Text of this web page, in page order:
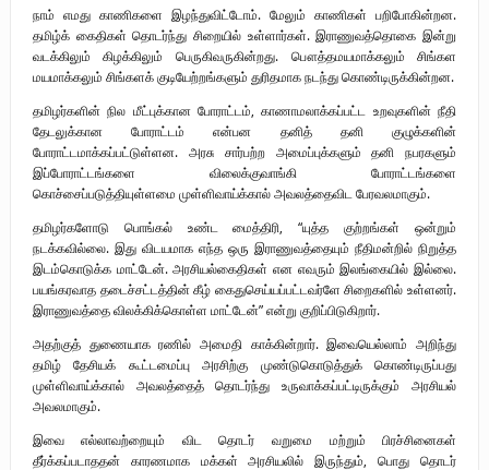
நாம் எமது காணிகளை இழந்துவிட்டோம். மேலும் காணிகள் பறிபோகின்றன.
தமிழ்க் கைதிகள் தொடர்ந்து சிறையில் உள்ளார்கள். இராணுவத்தொகை இன்று
வடக்கிலும் கிழக்கிலும் பெருகிவருகின்றது. பௌத்தமயமாக்கலும் சிங்கள
மயமாக்கலும் சிங்களக் குடியேற்றங்களும் துரிதமாக நடந்து கொண்டிருக்கின்றன.
தமிழர்களின் நில மீட்புக்கான போராட்டம், காணாமலாக்கப்பட்ட உறவுகளின் நீதி
தேடலுக்கான போராட்டம் என்பன தனித் தனி குழுக்களின்
போராட்டமாக்கப்பட்டுள்ளன. அரசு சார்பற்ற அமைப்புக்களும் தனி நபரகளும்
இப்போராட்டங்களை விலைக்குவாங்கி போராட்டங்களை
கொச்சைப்படுத்தியுள்ளமை முள்ளிவாய்க்கால் அவலத்தைவிட பேரவலமாகும்.
தமிழர்களோடு பொங்கல் உண்ட மைத்திரி, “யுத்த குற்றங்கள் ஒன்றும்
நடக்கவில்லை. இது விடயமாக எந்த ஒரு இராணுவத்தையும் நீதிமன்றில் நிறுத்த
இடம்கொடுக்க மாட்டேன். அரசியல்கைதிகள் என எவரும் இலங்கையில் இல்லை.
பயங்கரவாத தடைச்சட்டத்தின் கீழ் கைதுசெய்யப்பட்டவர்ளே சிறைகளில் உள்ளனர்.
இராணுவத்தை விலக்கிக்கொள்ள மாட்டேன்” என்று குறிப்பிடுகிறார்.
அதற்குத் துணையாக ரணில் அமைதி காக்கின்றார். இவையெல்லாம் அறிந்து
தமிழ் தேசியக் கூட்டமைப்பு அரசிற்கு முண்டுகொடுத்துக் கொண்டிருப்பது
முள்ளிவாய்க்கால் அவலத்தைத் தொடர்ந்து உருவாக்கப்பட்டிருக்கும் அரசியல்
அவலமாகும்.
இவை எல்லாவற்றையும் விட தொடர் வறுமை மற்றும் பிரச்சினைகள்
தீர்க்கப்படாததன் காரணமாக மக்கள் அரசியலில் இருந்தும், பொது தொடர்